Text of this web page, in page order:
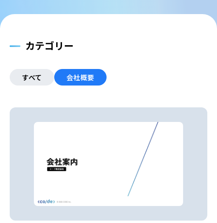
カテゴリー
すべて 会社概要